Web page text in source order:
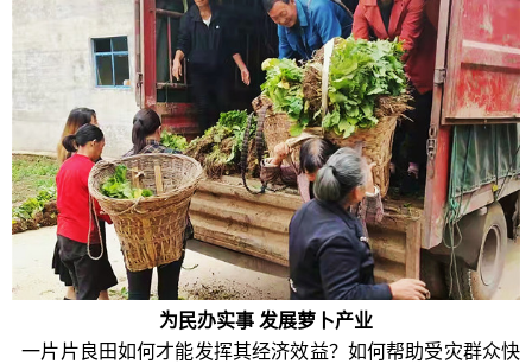
为民办实事 发展萝卜产业
一片片良田如何才能发挥其经济效益？如何帮助受灾群众快